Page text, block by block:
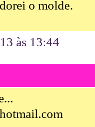
o molde.
às 13:44